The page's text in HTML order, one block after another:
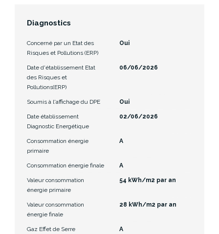
Diagnostics
Concerné par un Etat des
Risques et Pollutions (ERP)
Oui
Date d'établissement Etat
des Risques et
Pollutions(ERP)
06/06/2026
Soumis à l'affichage du DPE Oui
Date établissement
Diagnostic Energétique
02/06/2026
Consommation énergie
primaire
A
Consommation énergie finale A
Valeur consommation
énergie primaire
54 kWh/m2 par an
Valeur consommation
énergie finale
28 kWh/m2 par an
Gaz Effet de Serre A